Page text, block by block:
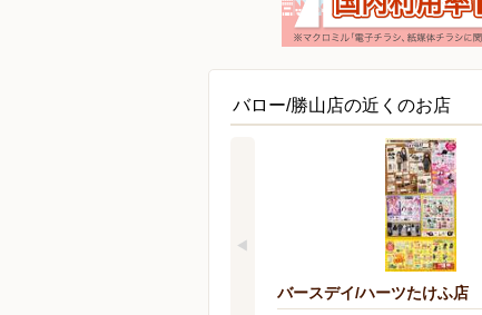
バロー/勝山店の近くのお店
バースデイ/ハーツたけふ店